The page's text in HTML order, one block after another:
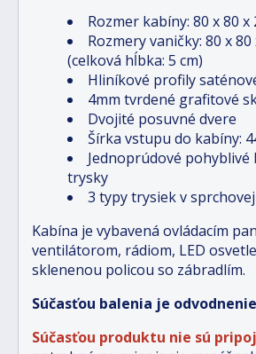
Rozmer kabíny: 80 x 80 x
Rozmery vaničky: 80 x 80
(celková hĺbka: 5 cm)
Hliníkové profily
4mm tvrdené grafitové
Dvojité posuvné dvere
Šírka vstupu do kabíny:
Jednoprúdové pohyblivé
trysky
3 typy trysiek v
Kabína je vybavená ovládacím
ventilátorom, rádiom, LED
sklenenou policou so zábradlím.
Súčasťou balenia je
Súčasťou produktu nie sú